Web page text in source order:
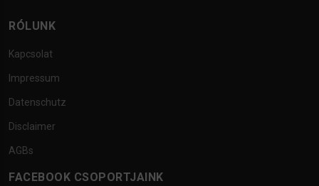
RÓLUNK
Kapcsolat
Impressum
Datenschutz
Disclaimer
AGBs
FACEBOOK CSOPORTJAINK